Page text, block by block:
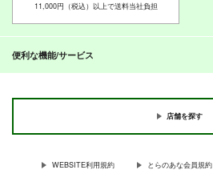
11,000円（税込）以上で送料当社負担
便利な機能/サービス
店舗を探す
WEBSITE利用規約 とらのあな会員規約